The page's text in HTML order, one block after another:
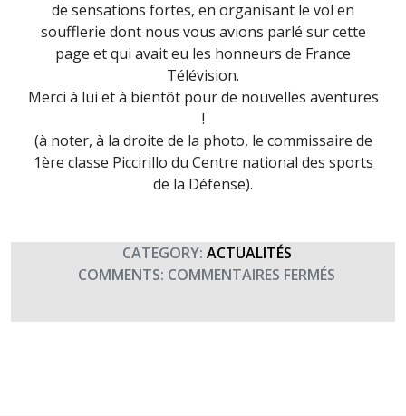
de sensations fortes, en organisant le vol en
soufflerie dont nous vous avions parlé sur cette
page et qui avait eu les honneurs de France
Télévision.
Merci à lui et à bientôt pour de nouvelles aventures
!
(à noter, à la droite de la photo, le commissaire de
1ère classe Piccirillo du Centre national des sports
de la Défense).
CATEGORY: ACTUALITÉS
COMMENTS: COMMENTAIRES FERMÉS
DE